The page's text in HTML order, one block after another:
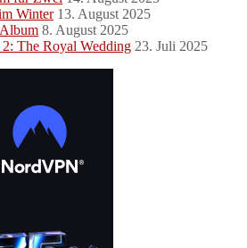
Winter 13. August 2025
8. August 2025
The Royal Wedding 23. Juli 2025